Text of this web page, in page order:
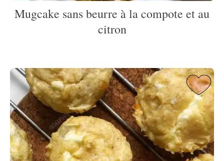
Mugcake sans beurre à la compote et au
citron